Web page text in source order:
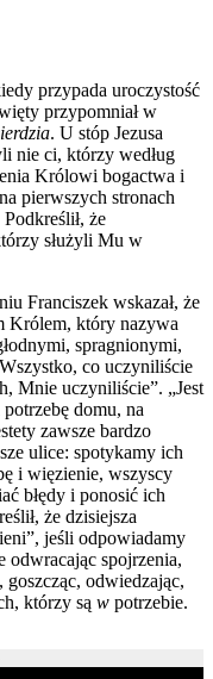
przypada uroczystość
przypomniał w
. U stóp Jezusa
nie ci, którzy według
Królowi bogactwa i
pierwszych stronach
że
służyli Mu w
Franciszek wskazał, że
Królem, który nazywa
spragnionymi,
co uczyniliście
Mnie uczyniliście”. „Jest
domu, na
zawsze bardzo
ulice: spotykamy ich
i więzienie, wszyscy
błędy i ponosić ich
że dzisiejsza
jeśli odpowiadamy
odwracając spojrzenia,
odwiedzając,
którzy są w potrzebie.